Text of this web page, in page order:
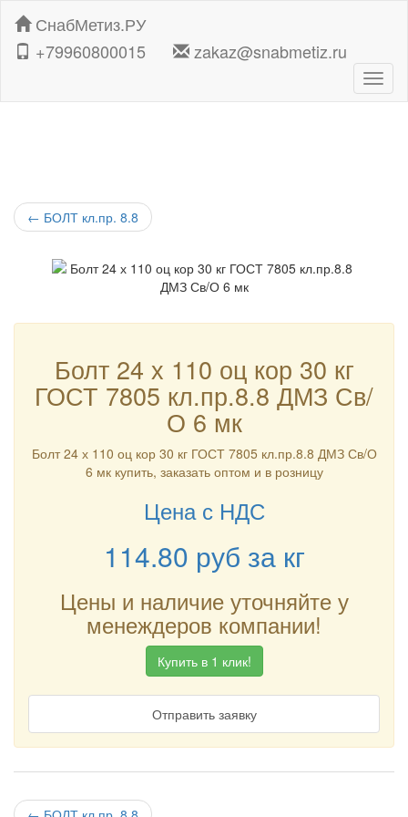
СнабМетиз.РУ
+79960800015
zakaz@snabmetiz.ru
← БОЛТ кл.пр. 8.8
Болт 24 х 110 оц кор 30 кг
ГОСТ 7805 кл.пр.8.8 ДМЗ Св/
О 6 мк
Болт 24 х 110 оц кор 30 кг ГОСТ 7805 кл.пр.8.8 ДМЗ Св/О
6 мк купить, заказать оптом и в розницу
Цена с НДС
114.80 руб за кг
Цены и наличие уточняйте у
менеждеров компании!
Купить в 1 клик!
Отправить заявку